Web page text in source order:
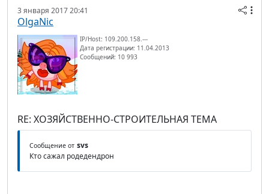
3 января 2017 20:41
OlgaNic
IP/Host: 109.200.158.---
Дата регистрации: 11.04.2013
Сообщений: 10 993
RE: ХОЗЯЙСТВЕННО-СТРОИТЕЛЬНАЯ ТЕМА
Сообщение от svs
Кто сажал родедендрон